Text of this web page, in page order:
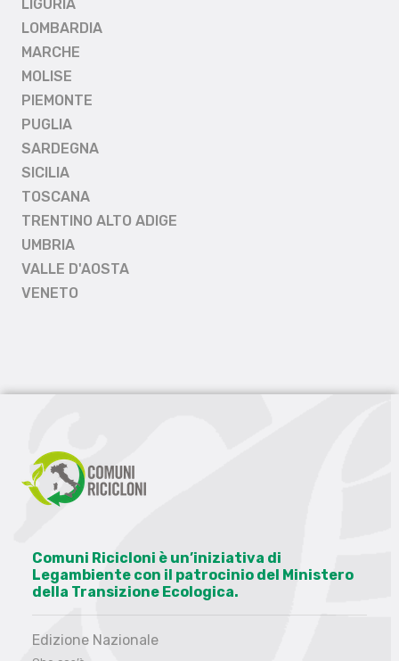
LIGURIA
LOMBARDIA
MARCHE
MOLISE
PIEMONTE
PUGLIA
SARDEGNA
SICILIA
TOSCANA
TRENTINO ALTO ADIGE
UMBRIA
VALLE D'AOSTA
VENETO
Comuni Ricicloni è un’iniziativa di
Legambiente con il patrocinio del Ministero
della Transizione Ecologica.
Edizione Nazionale